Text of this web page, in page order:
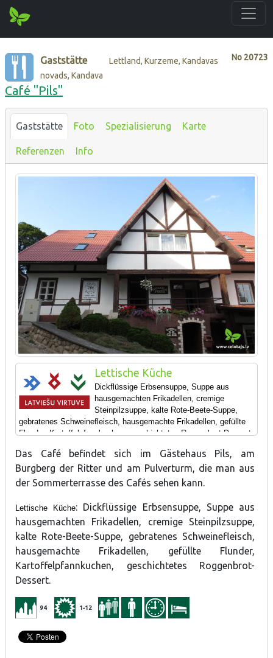
No 20723
Gaststätte
Lettland, Kurzeme, Kandavas
novads, Kandava
Café "Pils"
Gaststätte Foto Spezialisierung Karte
Referenzen Info
Lettische Küche
Dickflüssige Erbsensuppe, Suppe aus
hausgemachten Frikadellen, cremige
Steinpilzsuppe, kalte Rote-Beete-Suppe,
gebratenes Schweinefleisch, hausgemachte Frikadellen, gefüllte
Flunder, Kartoffelpfannkuchen, geschichtetes Roggenbrot-Dessert.
Das Café befindet sich im Gästehaus Pils, am
Burgberg der Ritter und am Pulverturm, die man aus
der Sommerterrasse des Cafés sehen kann.
Lettische Küche: Dickflüssige Erbsensuppe, Suppe aus
hausgemachten Frikadellen, cremige Steinpilzsuppe,
kalte Rote-Beete-Suppe, gebratenes Schweinefleisch,
hausgemachte Frikadellen, gefüllte Flunder,
Kartoffelpfannkuchen, geschichtetes Roggenbrot-
Dessert.
94 1-12